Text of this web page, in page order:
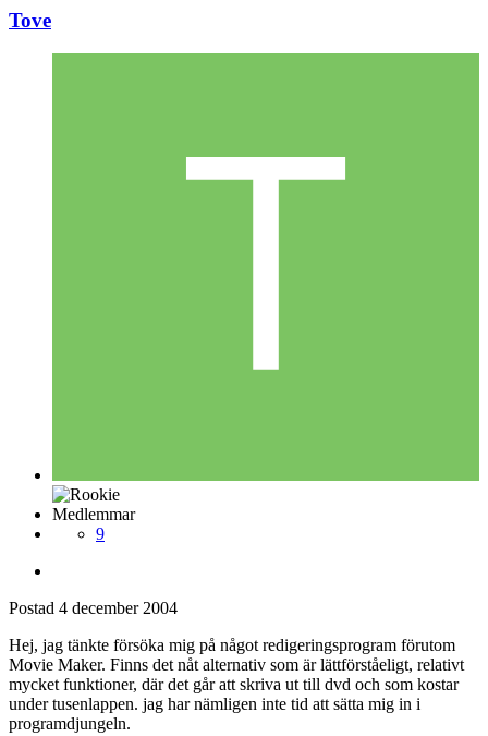
Tove
Medlemmar
9
Postad 4 december 2004
Hej, jag tänkte försöka mig på något redigeringsprogram förutom
Movie Maker. Finns det nåt alternativ som är lättförståeligt, relativt
mycket funktioner, där det går att skriva ut till dvd och som kostar
under tusenlappen. jag har nämligen inte tid att sätta mig in i
programdjungeln.